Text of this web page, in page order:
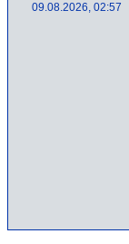
09.08.2026, 02:57